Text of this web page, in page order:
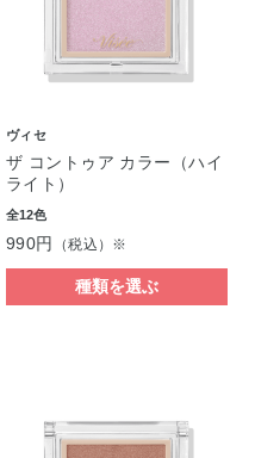
ヴィセ
ザ コントゥア カラー（ハイ
ライト）
全12色
990円 （税込）※
種類を選ぶ